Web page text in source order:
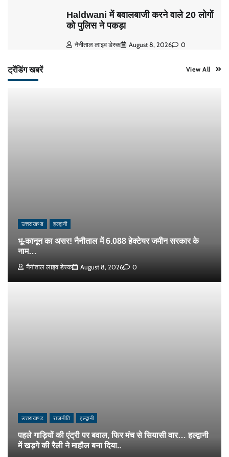
Haldwani में बवालबाजी करने वाले 20 लोगों
को पुलिस ने पकड़ा
नैनीताल लाइव डेस्क August 8, 2026 0
ट्रेंडिंग खबरें View All
उत्तराखण्ड हल्द्वानी
भू-कानून का असर! नैनीताल में 6.088 हेक्टेयर जमीन सरकार के
नाम…
नैनीताल लाइव डेस्क August 8, 2026 0
उत्तराखण्ड राजनीति हल्द्वानी
पहले गाड़ियों की एंट्री पर बवाल, फिर मंच से सियासी वार… हल्द्वानी
में खड़गे की रैली ने माहौल बना दिया..